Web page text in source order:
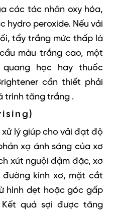
các tác nhân oxy hóa,
hydro peroxide. Nếu vải
tẩy trắng mức thấp là
màu trắng cao, một
học hay thuốc
cần thiết phải
trình tăng trắng .
lý giúp cho vải đạt độ
xạ ánh sáng của xơ
xút nguội đậm đặc, xơ
kính xơ, mặt cắt
hình dẹt hoặc góc gấp
quả sợi được tăng